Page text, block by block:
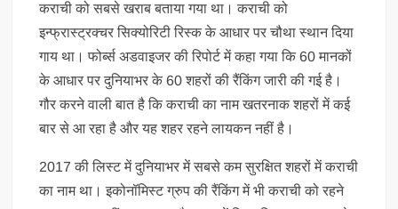
कराची को सबसे खराब बताया गया था। कराची को
इन्फ्रास्ट्रक्चर सिक्योरिटी रिस्क के आधार पर चौथा स्थान दिया
गाय था। फोर्ब्स अडवाइजर की रिपोर्ट में कहा गया कि 60 मानकों
के आधार पर दुनियाभर के 60 शहरों की रैंकिंग जारी की गई है।
गौर करने वाली बात है कि कराची का नाम खतरनाक शहरों में कई
बार से आ रहा है और यह शहर रहने लायकन नहीं है।
2017 की लिस्ट में दुनियाभर में सबसे कम सुरक्षित शहरों में कराची
का नाम था। इकोनॉमिस्ट ग्रुप की रैंकिंग में भी कराची को रहने